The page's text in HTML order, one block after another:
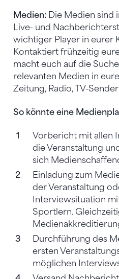
Medien: Die Medien sind
Live- und
wichtiger Player in eurer
Kontaktiert frühzeitig
macht euch auf die
relevanten Medien in
Zeitung, Radio, TV-
So könnte eine
Vorbericht mit allen
die Veranstaltung
sich
Einladung zum
der Veranstaltung
Interviewsituation
Sportlern.
Durchführung des
ersten
möglichen